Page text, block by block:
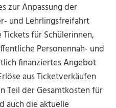
zur Anpassung der
und Lehrlingsfreifahrt
für Schülerinnen,
Personennah- und
finanziertes Angebot
aus Ticketverkäufen
Teil der Gesamtkosten für
auch die aktuelle